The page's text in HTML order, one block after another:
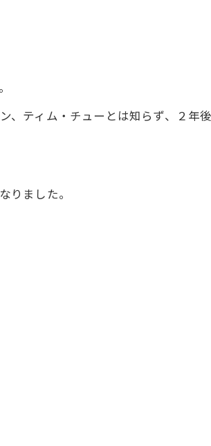
ティム・チューとは知らず、２年
りました。